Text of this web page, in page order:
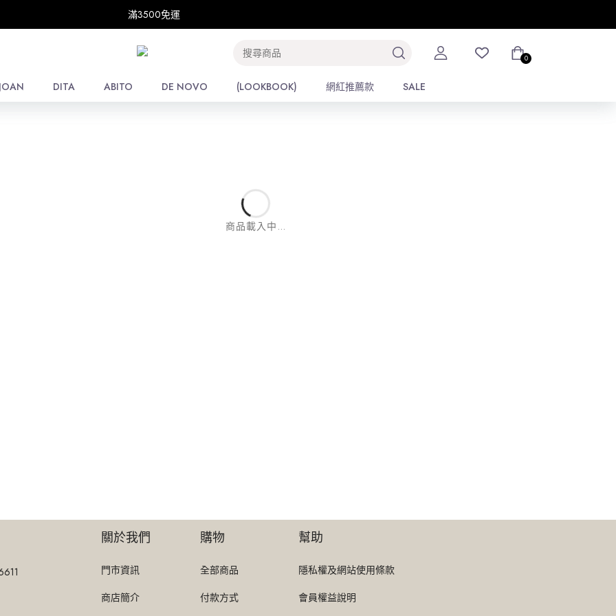
滿3500免運
0
JOAN DITA ABITO DE NOVO (LOOKBOOK) 網紅推薦款 SALE
滿3500免運
0
JOAN DITA ABITO DE NOVO (LOOKBOOK) 網紅推薦款 SALE
每頁 3 4
商品載入中...
關於我們
門市資訊
商店簡介
購物
全部商品
付款方式
幫助
隱私權及網站使用條款
會員權益說明